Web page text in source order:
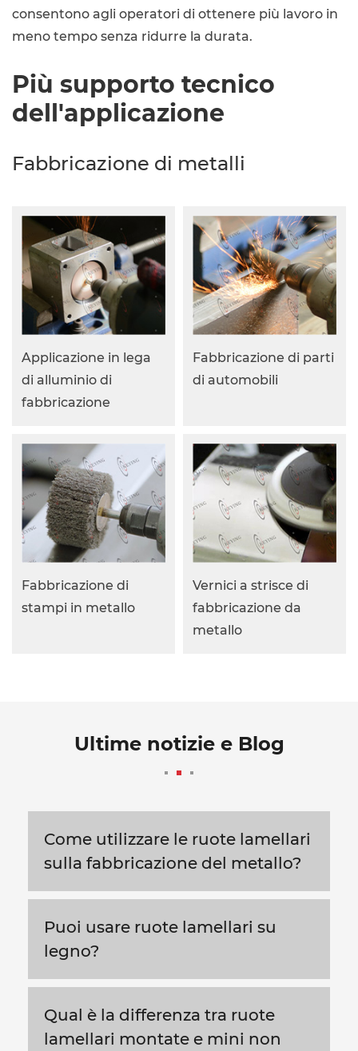
consentono agli operatori di ottenere più lavoro in
meno tempo senza ridurre la durata.
Più supporto tecnico
dell'applicazione
Fabbricazione di metalli
Applicazione in lega
di alluminio di
fabbricazione
Fabbricazione di parti
di automobili
Fabbricazione di
stampi in metallo
Vernici a strisce di
fabbricazione da
metallo
Ultime notizie e Blog
Come utilizzare le ruote lamellari
sulla fabbricazione del metallo?
Puoi usare ruote lamellari su
legno?
Qual è la differenza tra ruote
lamellari montate e mini non